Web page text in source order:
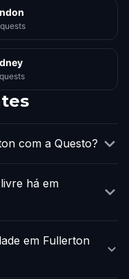
com a Questo?
há em
em Fullerton